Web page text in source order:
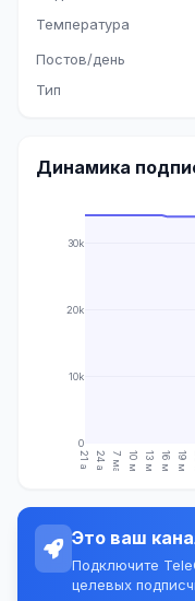
Температура
Постов/день
Тип
Динамика
21 апр. 24 апр. 7 мая 10 мая 13 мая 16 мая 19 мая
0
10k
20k
30k
Это ваш
Подключите
целевых